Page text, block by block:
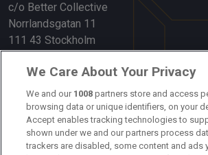
c/o Better Collective
Norrlandsgatan 11
111 43 Stockholm
Länkar
Om oss
Kontakta oss
Kundtjänst
We Care About Your Privacy
We and our 1008 partners store and access
browsing data or unique identifiers, on your
Accept enables tracking technologies to
shown under we and our partners process
trackers are disabled, some content and ads